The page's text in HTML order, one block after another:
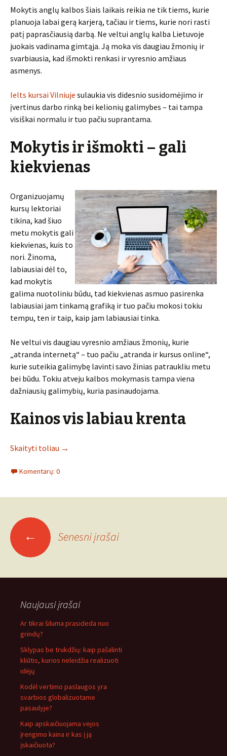
Mokytis anglų kalbos šiais laikais reikia ne tik tiems, kurie
planuoja labai gerą karjerą, tačiau ir tiems, kurie nori rasti
patį paprasčiausią darbą. Ne veltui anglų kalba Lietuvoje
juokais vadinama gimtąja. Ją moka vis daugiau žmonių ir
svarbiausia, kad išmokti renkasi ir vyresnio amžiaus
asmenys.
Ielts kursai Vilniuje sulaukia vis didesnio susidomėjimo ir
įvertinus darbo rinką bei kelionių galimybes – tai tampa
visiškai normalu ir tuo pačiu suprantama.
Mokytis ir išmokti – gali
kiekvienas
Organizuojamų
kursų lektoriai
tikina, kad šiuo
metu mokytis gali
kiekvienas, kuis to
nori. Žinoma,
labiausiai dėl to,
kad mokytis
galima nuotoliniu būdu, tad kiekvienas asmuo pasirenka
labiausiai jam tinkamą grafiką ir tuo pačiu mokosi tokiu
tempu, ten ir taip, kaip jam labiausiai tinka.
Ne veltui vis daugiau vyresnio amžiaus žmonių, kurie
„atranda internetą“ – tuo pačiu „atranda ir kursus online“,
kurie suteikia galimybę lavinti savo žinias patraukliu metu
bei būdu. Tokiu atveju kalbos mokymasis tampa viena
dažniausių galimybių, kuria pasinaudojama.
Kainos vis labiau krenta
Skaityti toliau →
Komentarų: 0
Įrašo
navigacija
← Senesni įrašai
Naujausi įrašai
Ar tikrai šiluma prasideda nuo
grindų?
Sklypas be trukdžių: kaip pašalinti
kliūtis, kurios neleidžia realizuoti
idėjų
Kodėl vertimo paslaugos yra
svarbios globalizuotame
pasaulyje?
Kaip apskaičiuojama vejos
įrengimo kaina ir kas į ją
įskaičiuota?